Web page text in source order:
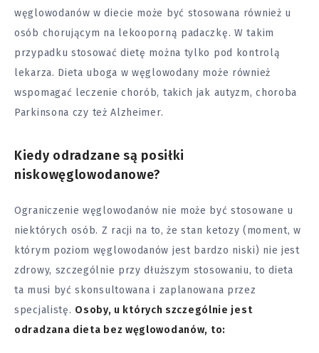
węglowodanów w diecie może być stosowana również u
osób chorującym na lekooporną padaczkę. W takim
przypadku stosować dietę można tylko pod kontrolą
lekarza. Dieta uboga w węglowodany może również
wspomagać leczenie chorób, takich jak autyzm, choroba
Parkinsona czy też Alzheimer.
Kiedy odradzane są posiłki
niskowęglowodanowe?
Ograniczenie węglowodanów nie może być stosowane u
niektórych osób. Z racji na to, że stan ketozy (moment, w
którym poziom węglowodanów jest bardzo niski) nie jest
zdrowy, szczególnie przy dłuższym stosowaniu, to dieta
ta musi być skonsultowana i zaplanowana przez
specjalistę. Osoby, u których szczególnie jest
odradzana dieta bez węglowodanów, to: